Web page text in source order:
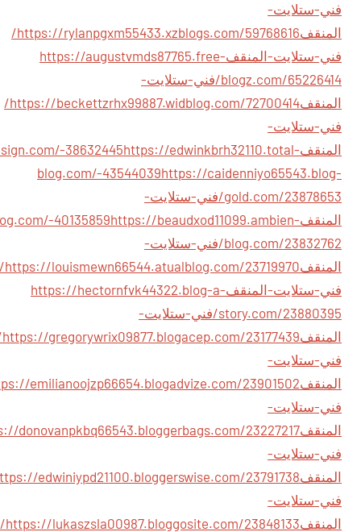
فني-ستلايت-
المنقف
https://rylanpgxm55433.xzblogs.com/59768616/
فني-ستلايت-المنقفhttps://augustvmds87765.free-
blogz.com/65226414/فني-ستلايت-
المنقف
https://beckettzrhx99887.widblog.com/72700414/
فني-ستلايت-
المنقف
38632445https://edwinkbrh32110.total-
blog.com/-43544039https://caidenniyo65543.blog-
gold.com/23878653/فني-ستلايت-
المنقف
40135859https://beaudxod11099.ambien-
blog.com/23832762/فني-ستلايت-
المنقف
https://louismewn66544.atualblog.com/23719970/
فني-ستلايت-المنقفhttps://hectornfvk44322.blog-a-
story.com/23880395/فني-ستلايت-
المنقف
23177439/
فني-ستلايت-
المنقف
فني-ستلايت-
المنقف
فني-ستلايت-
المنقف
فني-ستلايت-
المنقف
https://lukaszsla00987.bloggosite.com/23848133/